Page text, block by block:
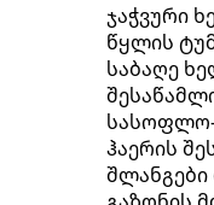
ჯაჭვური
წყლის
საბაღე
სასოფლო-
ჰაერის
შლანგები